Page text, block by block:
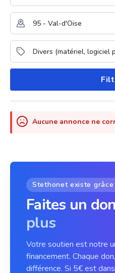
Aucune annonce ne
Stethonet existe grâce
Faites un don
plus
Votre soutien est notre
financement. Chaque
différence. Si 5€ est